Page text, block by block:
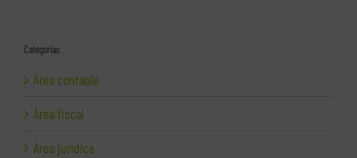
Categorías
Área contable
Área fiscal
Área jurídica